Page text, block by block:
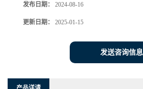
发布日期： 2024-08-16
更新日期： 2025-01-15
发送咨询信息